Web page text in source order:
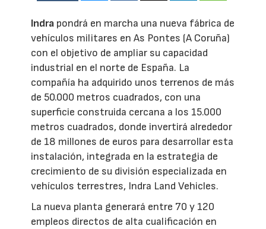
Indra pondrá en marcha una nueva fábrica de
vehículos militares en As Pontes (A Coruña)
con el objetivo de ampliar su capacidad
industrial en el norte de España. La
compañía ha adquirido unos terrenos de más
de 50.000 metros cuadrados, con una
superficie construida cercana a los 15.000
metros cuadrados, donde invertirá alrededor
de 18 millones de euros para desarrollar esta
instalación, integrada en la estrategia de
crecimiento de su división especializada en
vehículos terrestres, Indra Land Vehicles.
La nueva planta generará entre 70 y 120
empleos directos de alta cualificación en